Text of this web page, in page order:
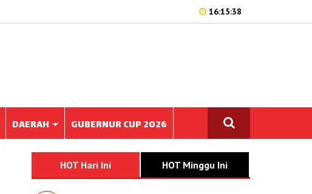
16:15:38
DAERAH GUBERNUR CUP 2026
HOT Hari Ini HOT Minggu Ini